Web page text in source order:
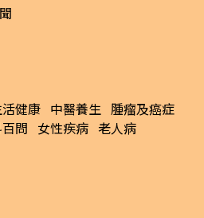
健康 中醫養生 腫瘤及癌症
問 女性疾病 老人病